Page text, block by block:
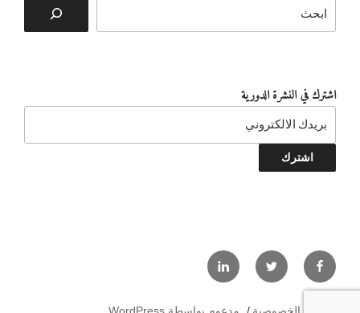
اشترك في النشرة الدورية
Facebook
Twitter
LinkedIn